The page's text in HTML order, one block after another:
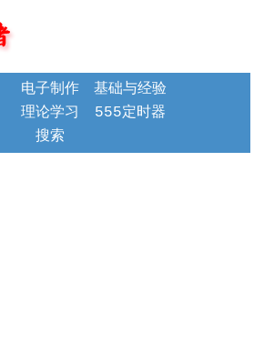
电子制作
基础与经验
理论学习
555定时器
搜索